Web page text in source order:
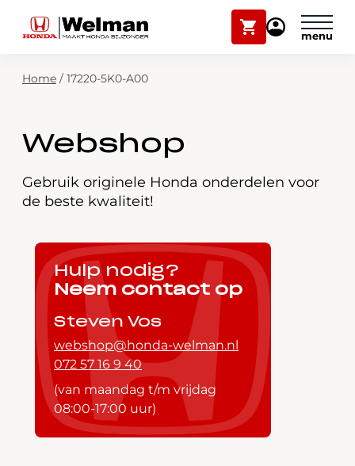
Winkelwagen
Mijn
Modellen
Over ons
Webshop
Contact
Zoekfunctie
Plan onderhoud
Mijn Honda Welman
Home / 17220-5K0-A00
Webshop
Gebruik originele Honda onderdelen voor
de beste kwaliteit!
Hulp nodig?
Neem contact op
Steven Vos
webshop@honda-welman.nl
072 57 16 9 40
(van maandag t/m vrijdag
08:00-17:00 uur)